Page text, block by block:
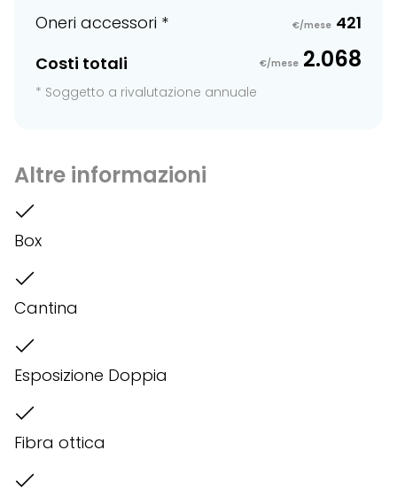
Oneri accessori *
€/mese 421
Costi totali
€/mese 2.068
* Soggetto a rivalutazione annuale
Altre informazioni
Box
Cantina
Esposizione Doppia
Fibra ottica